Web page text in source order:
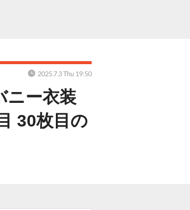
ニー衣装
30枚目の
2025.7.3 Thu 19:50